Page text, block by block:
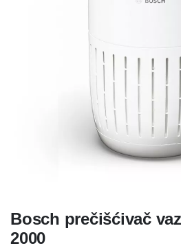
Bosch prečišćivač
2000